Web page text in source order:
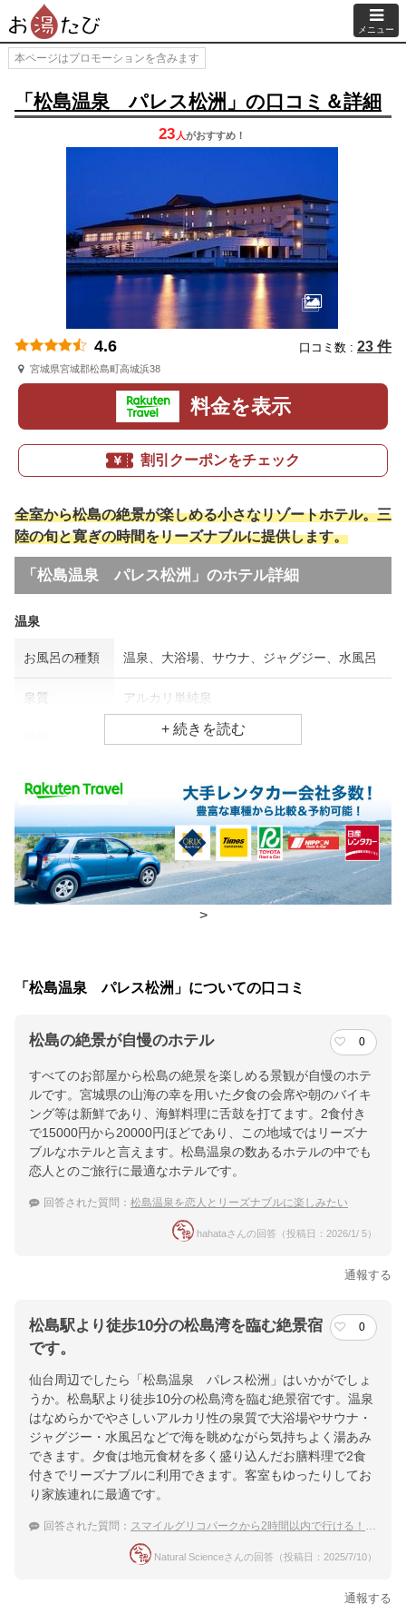
メニュー
本ページはプロモーションを含みます
「松島温泉 パレス松洲」の口コミ＆詳細
23 人がおすすめ！
4.6 口コミ数 : 23 件
宮城県宮城郡松島町高城浜38
料金を表示
割引クーポンをチェック
全室から松島の絶景が楽しめる小さなリゾートホテル。三
陸の旬と寛ぎの時間をリーズナブルに提供します。
「松島温泉 パレス松洲」のホテル詳細
温泉
お風呂の種類 温泉、大浴場、サウナ、ジャグジー、水風呂
泉質 アルカリ単純泉
関節痛、筋肉痛、冷え性
食事場所
朝食 食堂
夕食 個室、食堂
チェックイン・チェックアウト時間
チェックアウ
11:00
ＪＲ松島駅より徒歩10分 東北本線松島駅、仙石線松島海岸駅・
高城町駅より送迎あり 三陸自動車道 松島海岸ＩＣより15分
提供：楽天トラベル
楽天トラベルで
>
「松島温泉 パレス松洲」についての口コミ
松島の絶景が自慢のホテル 0
すべてのお部屋から松島の絶景を楽しめる景観が自慢のホテ
ルです。宮城県の山海の幸を用いた夕食の会席や朝のバイキ
ング等は新鮮であり、海鮮料理に舌鼓を打てます。2食付き
で15000円から20000円ほどであり、この地域ではリーズナ
ブルなホテルと言えます。松島温泉の数あるホテルの中でも
恋人とのご旅行に最適なホテルです。
回答された質問： 松島温泉を恋人とリーズナブルに楽しみたい
hahataさんの回答（投稿日：2026/1/ 5）
通報する
松島駅より徒歩10分の松島湾を臨む絶景宿
です。
0
仙台周辺でしたら「松島温泉 パレス松洲」はいかがでしょ
うか。松島駅より徒歩10分の松島湾を臨む絶景宿です。温泉
はなめらかでやさしいアルカリ性の泉質で大浴場やサウナ・
ジャグジー・水風呂などで海を眺めながら気持ちよく湯あみ
できます。夕食は地元食材を多く盛り込んだお膳料理で2食
付きでリーズナブルに利用できます。客室もゆったりしてお
り家族連れに最適です。
回答された質問： スマイルグリコパークから2時間以内で行ける！仙台周辺の温泉宿は？
Natural Scienceさんの回答（投稿日：2025/7/10）
通報する